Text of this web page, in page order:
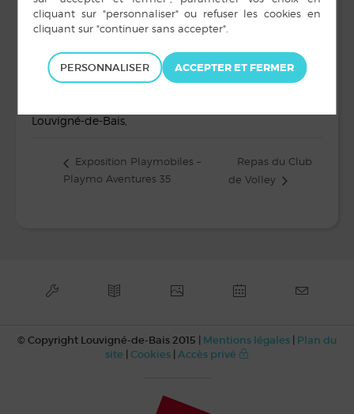
Date :
22 novembre 2019
LIEU
Salle Intermède
Louvigné-de-Bais
Commune de
Louvigné-de-Bais
Exposition Playmobiles –
Playmo Aventures 35
Repas du Club
de Volley
© Copyright Louvigné-de-Bais 2015 | Mentions légales | Plan du
site | Cookies | Accès privé
PERSONNALISER